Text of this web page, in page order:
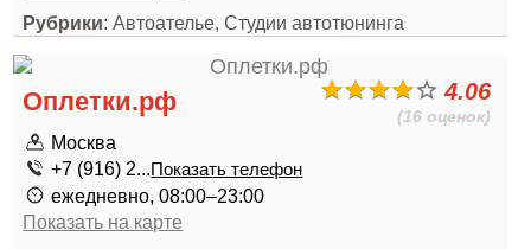
Рубрики: Автоателье, Студии автотюнинга
4.06
(16 оценок)
Оплетки.рф
Москва
+7 (916) 2...Показать телефон
ежедневно, 08:00–23:00
Показать на карте